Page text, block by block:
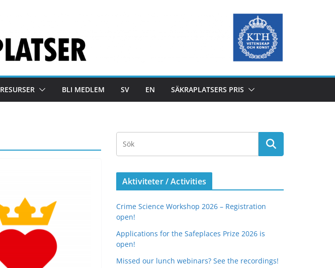
RESURSER BLI MEDLEM SV EN SÄKRAPLATSERS PRIS
Aktiviteter / Activities
Crime Science Workshop 2026 – Registration
open!
Applications for the Safeplaces Prize 2026 is
open!
Missed our lunch webinars? See the recordings!